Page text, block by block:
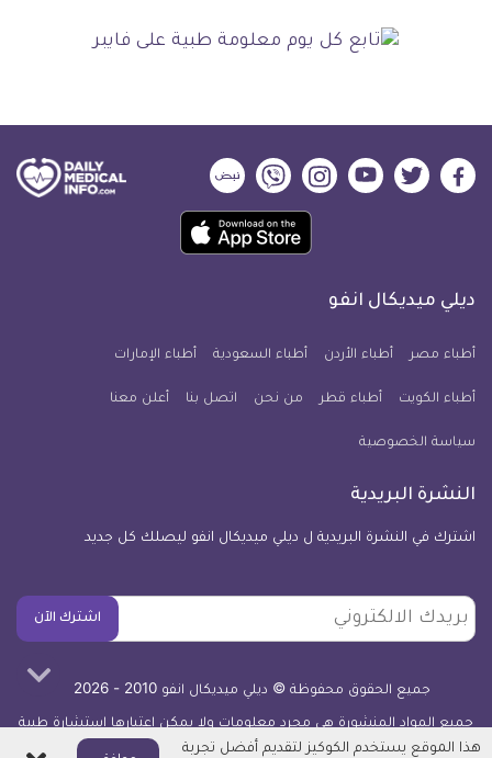
ديلي
فيسبوك
ديلي
تويتر
ديلي
ميديكال
يوتيوب
ديلي
ميديكال
انفو
ديلي
ميديكال
انفو
ديلي
ميديكال
انفو
حمل
تطبيق
معلومة
للآيفون
ديلي ميديكال انفو
أطباء مصر أطباء الأردن أطباء السعودية أطباء الإمارات
أطباء الكويت أطباء قطر من نحن اتصل بنا أعلن معنا
سياسة الخصوصية
النشرة البريدية
اشترك في النشرة البريدية ل ديلي ميديكال انفو ليصلك كل جديد
بريدك
الالكتروني
اشترك الآن
جميع الحقوق محفوظة © ديلي ميديكال انفو 2010 - 2026
جميع المواد المنشورة هي مجرد معلومات ولا يمكن اعتبارها استشارة طبية
أو توصية علاجية - اعرف المزيد
هذا الموقع يستخدم الكوكيز لتقديم أفضل تجربة اغلاق